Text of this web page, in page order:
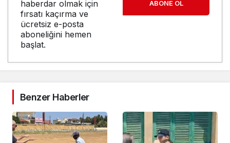
haberdar olmak için
fırsatı kaçırma ve
ücretsiz e-posta
aboneliğini hemen
başlat.
ABONE OL
Benzer Haberler